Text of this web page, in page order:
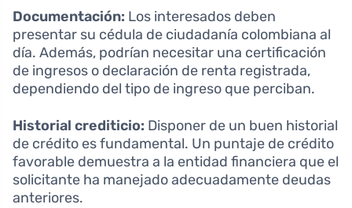
Documentación: Los interesados deben
presentar su cédula de ciudadanía colombiana al
día. Además, podrían necesitar una certificación
de ingresos o declaración de renta registrada,
dependiendo del tipo de ingreso que perciban.
Historial crediticio: Disponer de un buen historial
de crédito es fundamental. Un puntaje de crédito
favorable demuestra a la entidad financiera que el
solicitante ha manejado adecuadamente deudas
anteriores.